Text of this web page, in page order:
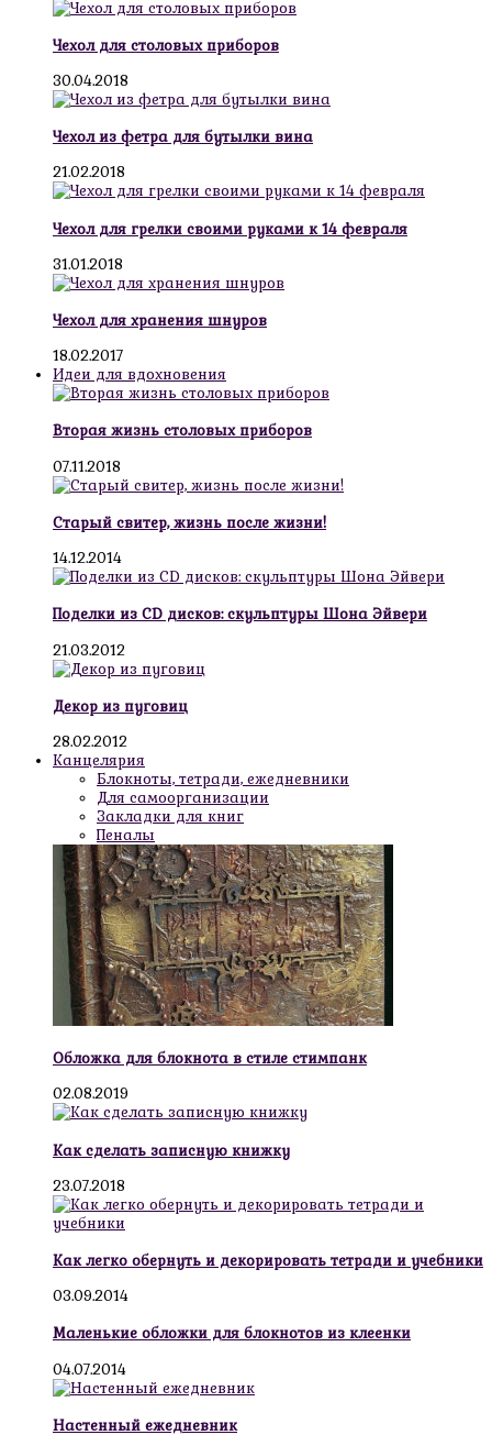
Чехол для столовых приборов
30.04.2018
Чехол из фетра для бутылки вина
21.02.2018
Чехол для грелки своими руками к 14 февраля
31.01.2018
Чехол для хранения шнуров
18.02.2017
Идеи для вдохновения
Вторая жизнь столовых приборов
07.11.2018
Старый свитер, жизнь после жизни!
14.12.2014
Поделки из CD дисков: скульптуры Шона Эйвери
21.03.2012
Декор из пуговиц
28.02.2012
Канцелярия
Блокноты, тетради, ежедневники
Для самоорганизации
Закладки для книг
Пеналы
Обложка для блокнота в стиле стимпанк
02.08.2019
Как сделать записную книжку
23.07.2018
Как легко обернуть и декорировать тетради и учебники
03.09.2014
Маленькие обложки для блокнотов из клеенки
04.07.2014
Настенный ежедневник